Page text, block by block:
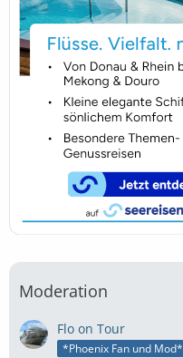
Moderation
Flo on Tour
*Phoenix Fan und Mod*